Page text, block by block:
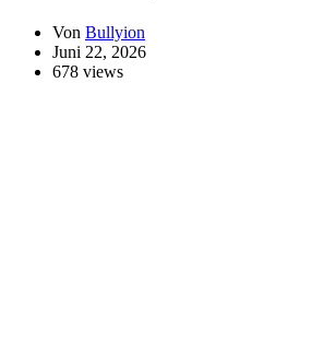
Von Bullyion
Juni 22, 2026
678 views